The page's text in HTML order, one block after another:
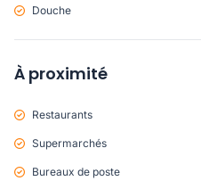
Douche
À proximité
Restaurants
Supermarchés
Bureaux de poste